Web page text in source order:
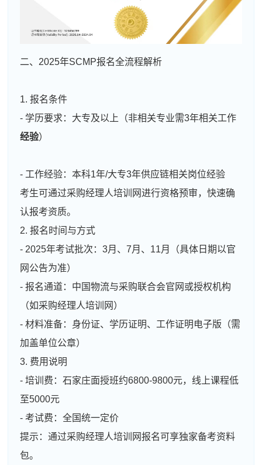
二、2025年SCMP报名全流程解析
1. 报名条件
- 学历要求：大专及以上（非相关专业需3年相关工作
经验）
- 工作经验：本科1年/大专3年供应链相关岗位经验
考生可通过采购经理人培训网进行资格预审，快速确
认报考资质。
2. 报名时间与方式
- 2025年考试批次：3月、7月、11月（具体日期以官
网公告为准）
- 报名通道：中国物流与采购联合会官网或授权机构
（如采购经理人培训网）
- 材料准备：身份证、学历证明、工作证明电子版（需
加盖单位公章）
3. 费用说明
- 培训费：石家庄面授班约6800-9800元，线上课程低
至5000元
- 考试费：全国统一定价
提示：通过采购经理人培训网报名可享独家备考资料
包。